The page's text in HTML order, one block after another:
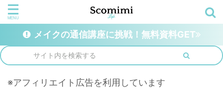
メイクの通信講座に挑戦！無料資料GET
※アフィリエイト広告を利用しています